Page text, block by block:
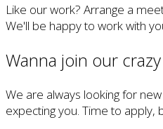
Like our work? Arrange a
We'll be happy to work with
Wanna join our
We are always looking for
expecting you. Time to apply,